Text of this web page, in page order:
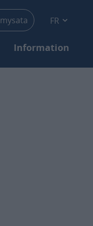
mysata FR
Information